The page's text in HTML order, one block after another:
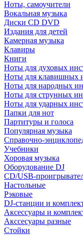
Ноты, самоучители
Вокальная музыка
Диски CD DVD
Издания для детей
Камерная музыка
Клавиры
Книги
Ноты для духовых
Ноты для клавишных
Ноты для народных
Ноты для струнных
Ноты для ударных
Папки для нот
Партитуры и голоса
Популярная музыка
Справочно-
Учебники
Хоровая музыка
Оборудование DJ
CD/USB-
Настольные
Рэковые
DJ-станции и
Аксессуары и
Акссесуары разные
Стойки